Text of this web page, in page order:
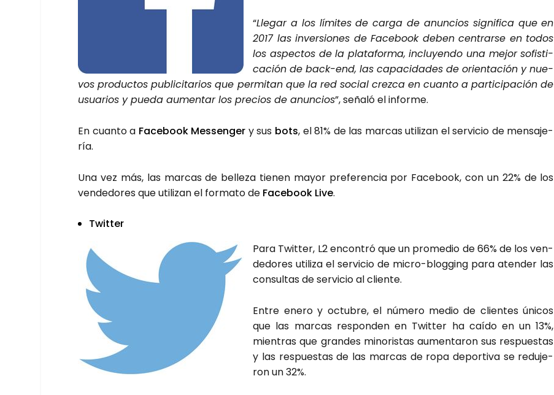
“Lle­gar a los lími­tes de car­ga de anun­cios sig­ni­fi­ca que en
2017 las inver­sio­nes de Face­book deben cen­trar­se en todos
los aspec­tos de la pla­ta­for­ma, inclu­yen­do una mejor sofis­ti­
ca­ción de back-end, las capa­ci­da­des de orien­ta­ción y nue­
vos pro­duc­tos publi­ci­ta­rios que per­mi­tan que la red social crez­ca en cuan­to a par­ti­ci­pa­ción de
usua­rios y pue­da aumen­tar los pre­cios de anun­cios”, seña­ló el infor­me.
En cuan­to a Face­book Mes­sen­ger y sus bots, el 81% de las mar­cas uti­li­zan el ser­vi­cio de men­sa­je­
ría.
Una vez más, las mar­cas de belle­za tie­nen mayor pre­fe­ren­cia por Face­book, con un 22% de los
ven­de­do­res que uti­li­zan el for­ma­to de Face­book Live.
Twit­ter
Para Twit­ter, L2 encon­tró que un pro­me­dio de 66% de los ven­
de­do­res uti­li­za el ser­vi­cio de micro-blog­ging para aten­der las
con­sul­tas de ser­vi­cio al clien­te.
Entre enero y octu­bre, el núme­ro medio de clien­tes úni­cos
que las mar­cas res­pon­den en Twit­ter ha caí­do en un 13%,
mien­tras que gran­des mino­ris­tas aumen­ta­ron sus res­pues­tas
y las res­pues­tas de las mar­cas de ropa depor­ti­va se redu­je­
ron un 32%.